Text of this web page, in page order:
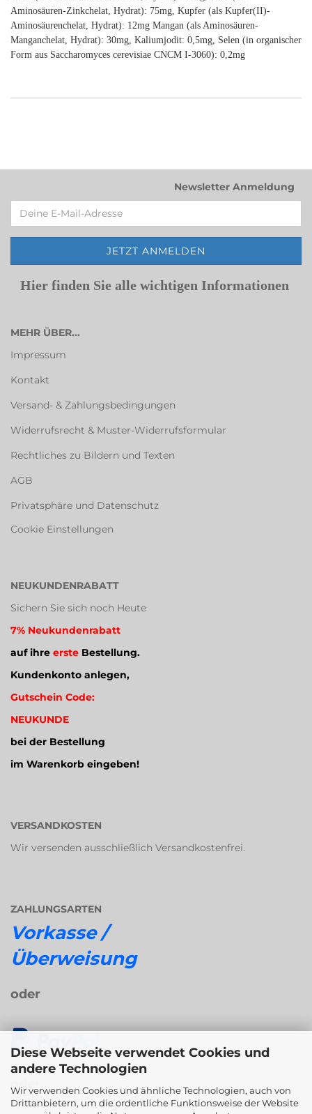
Diese Webseite verwendet Cookies und
andere Technologien
Wir verwenden Cookies und ähnliche Technologien, auch von
Drittanbietern, um die ordentliche Funktionsweise der Website
Aminosäuren-Zinkchelat, Hydrat): 75mg, Kupfer (als Kupfer(II)-
Aminosäurenchelat, Hydrat): 12mg Mangan (als Aminosäuren-
Manganchelat, Hydrat): 30mg, Kaliumjodit: 0,5mg, Selen (in organischer
Form aus Saccharomyces cerevisiae CNCM I-3060): 0,2mg
Newsletter Anmeldung
Hier finden Sie alle wichtigen Informationen
MEHR ÜBER...
Impressum
Kontakt
Versand- & Zahlungsbedingungen
Widerrufsrecht & Muster-Widerrufsformular
Rechtliches zu Bildern und Texten
AGB
Privatsphäre und Datenschutz
Cookie Einstellungen
NEUKUNDENRABATT
Sichern Sie sich noch Heute
7% Neukundenrabatt
auf ihre erste Bestellung.
Kundenkonto anlegen,
Gutschein Code:
NEUKUNDE
bei der Bestellung
im Warenkorb eingeben!
VERSANDKOSTEN
Wir versenden ausschließlich Versandkostenfrei.
ZAHLUNGSARTEN
Vorkasse /
Überweisung
oder
oder